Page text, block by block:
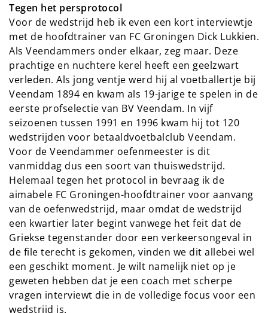
Tegen het persprotocol
Voor de wedstrijd heb ik even een kort interviewtje
met de hoofdtrainer van FC Groningen Dick Lukkien.
Als Veendammers onder elkaar, zeg maar. Deze
prachtige en nuchtere kerel heeft een geelzwart
verleden. Als jong ventje werd hij al voetballertje bij
Veendam 1894 en kwam als 19-jarige te spelen in de
eerste profselectie van BV Veendam. In vijf
seizoenen tussen 1991 en 1996 kwam hij tot 120
wedstrijden voor betaaldvoetbalclub Veendam.
Voor de Veendammer oefenmeester is dit
vanmiddag dus een soort van thuiswedstrijd.
Helemaal tegen het protocol in bevraag ik de
aimabele FC Groningen-hoofdtrainer voor aanvang
van de oefenwedstrijd, maar omdat de wedstrijd
een kwartier later begint vanwege het feit dat de
Griekse tegenstander door een verkeersongeval in
de file terecht is gekomen, vinden we dit allebei wel
een geschikt moment. Je wilt namelijk niet op je
geweten hebben dat je een coach met scherpe
vragen interviewt die in de volledige focus voor een
wedstrijd is.